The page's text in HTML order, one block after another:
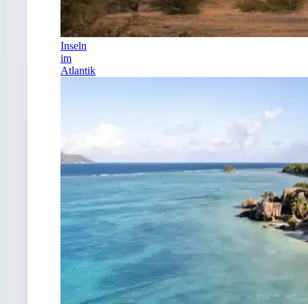
Inseln
im
Atlantik